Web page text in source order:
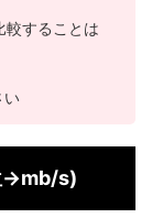
較することは
い
→mb/s)